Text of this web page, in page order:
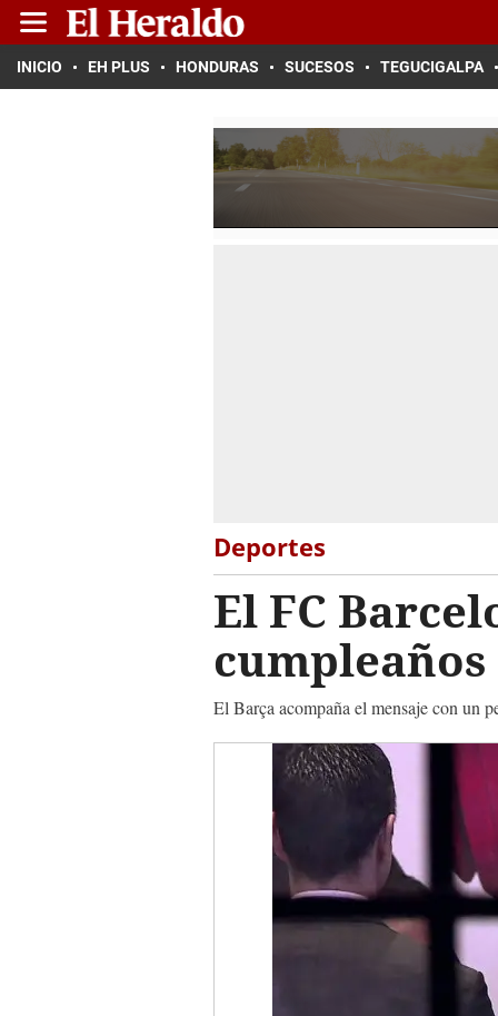
INICIO EH PLUS HONDURAS SUCESOS TEGUCIGALPA
Deportes
El FC
cumpleaños
El Barça acompaña el mensaje con un